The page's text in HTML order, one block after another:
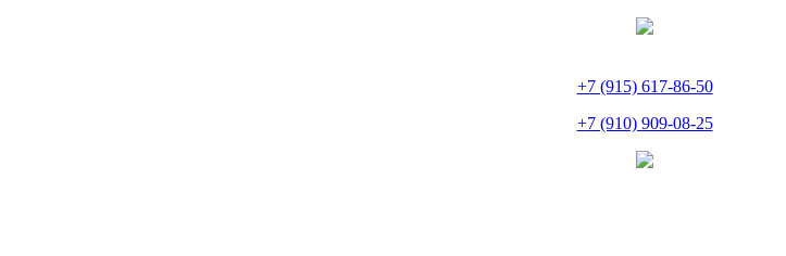
+7 (915) 617-86-50
+7 (910) 909-08-25